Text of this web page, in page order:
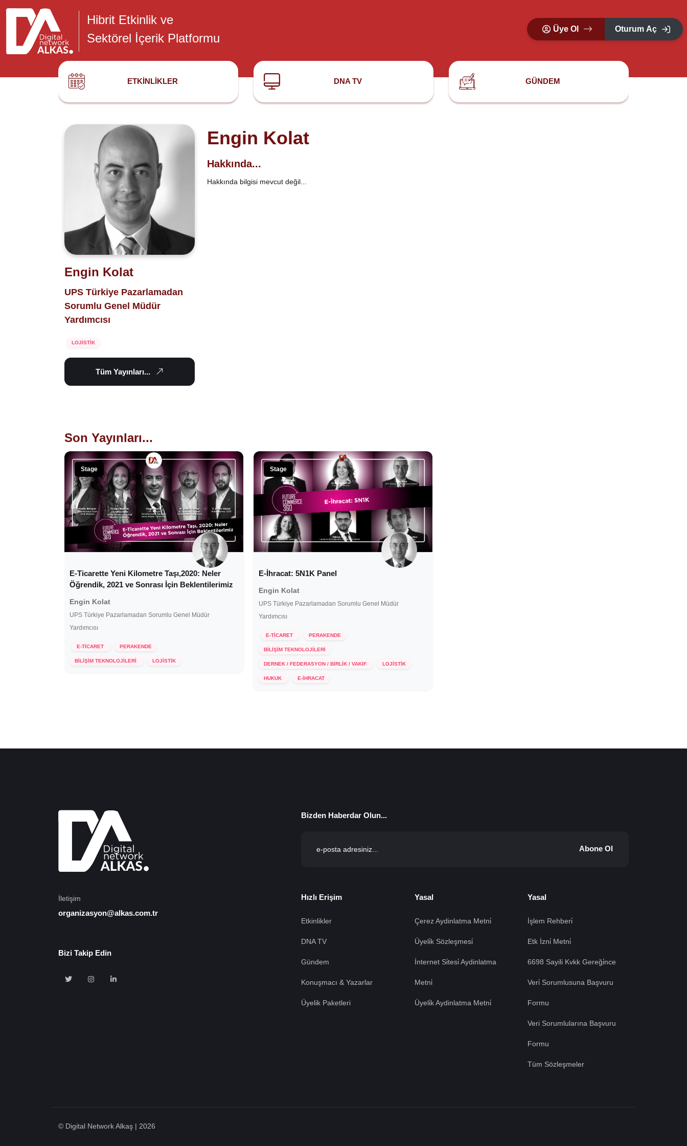
Hibrit Etkinlik ve
Sektörel İçerik Platformu
Üye Ol Oturum Aç
ETKINLIKLER DNA TV GÜNDEM
Engin Kolat
UPS Türkiye Pazarlamadan
Sorumlu Genel Müdür
Yardımcısı
LOJİSTİK
Tüm Yayınları...
Engin Kolat
Hakkında...
Hakkında bilgisi mevcut değil...
Son Yayınları...
Stage
E-Ticarette Yeni Kilometre Taşı,2020: Neler
Öğrendik, 2021 ve Sonrası İçin Beklentilerimiz
Engin Kolat
UPS Türkiye Pazarlamadan Sorumlu Genel Müdür
Yardımcısı
E-TİCARET PERAKENDE
BİLİŞİM TEKNOLOJİLERİ LOJİSTİK
Stage
E-İhracat: 5N1K Panel
Engin Kolat
UPS Türkiye Pazarlamadan Sorumlu Genel Müdür
Yardımcısı
E-TİCARET PERAKENDE
BİLİŞİM TEKNOLOJİLERİ
DERNEK / FEDERASYON / BİRLİK / VAKIF LOJİSTİK
HUKUK E-İHRACAT
İletişim
organizasyon@alkas.com.tr
Bizi Takip Edin
Bizden Haberdar Olun...
Abone Ol
Hızlı Erişim
Etkinlikler
DNA TV
Gündem
Konuşmacı & Yazarlar
Üyelik Paketleri
Yasal
Çerez Aydinlatma Metni̇
Üyeli̇k Sözleşmesi̇
İnternet Si̇tesi̇ Aydinlatma
Metni̇
Üyeli̇k Aydinlatma Metni̇
Yasal
İşlem Rehberi̇
Etk İzni̇ Metni̇
6698 Sayili Kvkk Gereği̇nce
Veri̇ Sorumlusuna Başvuru
Formu
Veri Sorumlularına Başvuru
Formu
Tüm Sözleşmeler
© Digital Network Alkaş | 2026
politikamızı inceleyebilirsiniz Bu siteye giriş yaparak çerez kullanımını kabul
etmiş sayılıyorsunuz.
Ayarları Gör